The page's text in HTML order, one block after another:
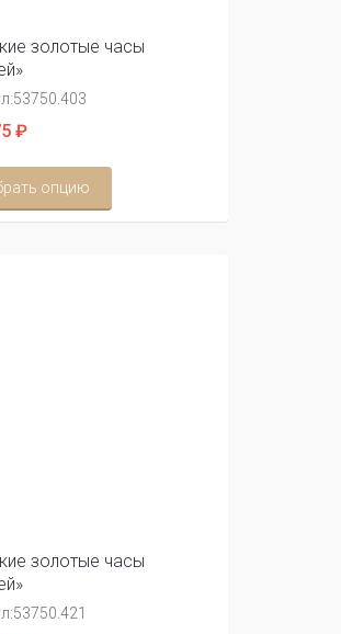
золотые часы
53750.403
₽
опцию
золотые часы
53750.421